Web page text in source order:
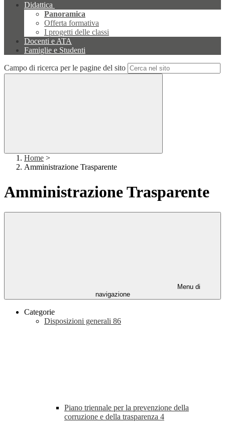
Didattica
Panoramica
Offerta formativa
I progetti delle classi
Docenti e ATA
Famiglie e Studenti
Campo di ricerca per le pagine del sito
Home >
Amministrazione Trasparente
Amministrazione Trasparente
Menu di
navigazione
Categorie
Disposizioni generali 86
Piano triennale per la prevenzione della
corruzione e della trasparenza 4